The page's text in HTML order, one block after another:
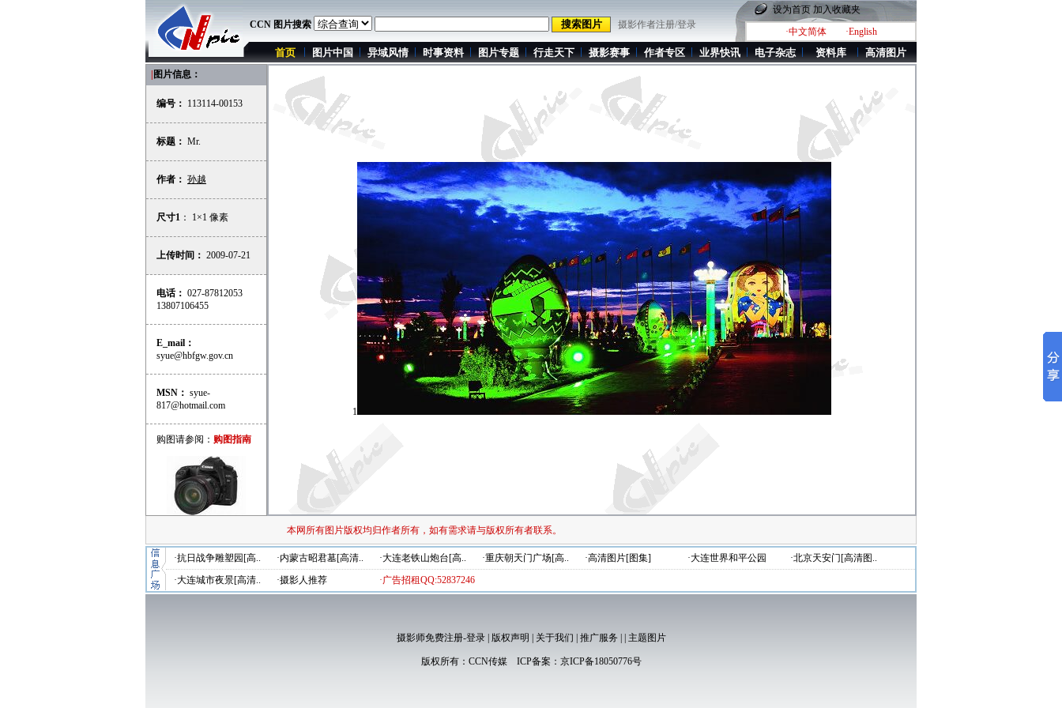
CCN 图片搜索 摄影作者注册/登录
设为首页 加入收藏夹
·中文简体
·English
首页 图片中国 异域风情 时事资料 图片专题 行走天下 摄影赛事 作者专区 业界快讯 电子杂志 资料库 高清图片
图片信息：
编号： 113114-00153
标题： Mr.
作者： 孙越
尺寸1 ： 1×1 像素
上传时间： 2009-07-21
电话： 027-87812053
13807106455
E_mail：
syue@hbfgw.gov.cn
MSN： syue-
817@hotmail.com
购图请参阅： 购图指南
1
本网所有图片版权均归作者所有，如有需求请与版权所有者联系。
·抗日战争雕塑园[高.. ·内蒙古昭君墓[高清.. ·大连老铁山炮台[高.. ·重庆朝天门广场[高.. ·高清图片[图集] ·大连世界和平公园
·北京天安门[高清图..
·大连城市夜景[高清..
·摄影人推荐 ·广告招租QQ:52837246
摄影师免费注册-登录| 版权声明 关于我们 推广服务 主题图片
版权所有： CCN传媒ICP备案： 京ICP备18050776号